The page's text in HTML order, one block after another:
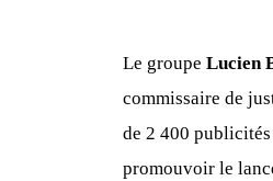
Le groupe Lucien
commissaire de
de 2 400
promouvoir le